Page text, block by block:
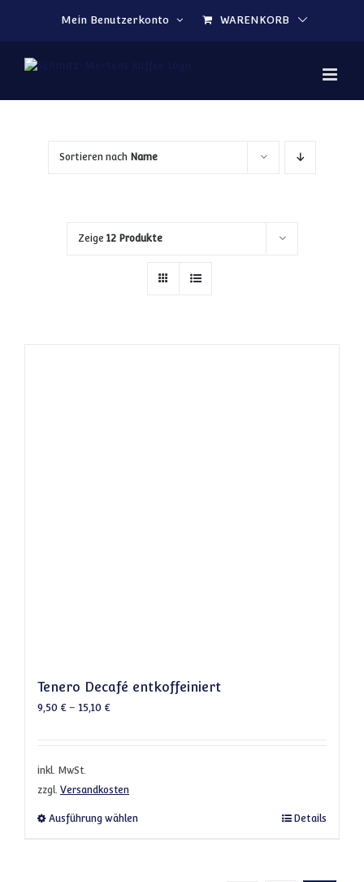
Mein Benutzerkonto
WARENKORB
Sortieren nach Name
Zeige 12 Produkte
Tenero Decafé entkoffeiniert
9,50 €– 15,10 €
inkl. MwSt.
zzgl. Versandkosten
Ausführung wählen Dieses Produkt weist mehrere Varianten
Details